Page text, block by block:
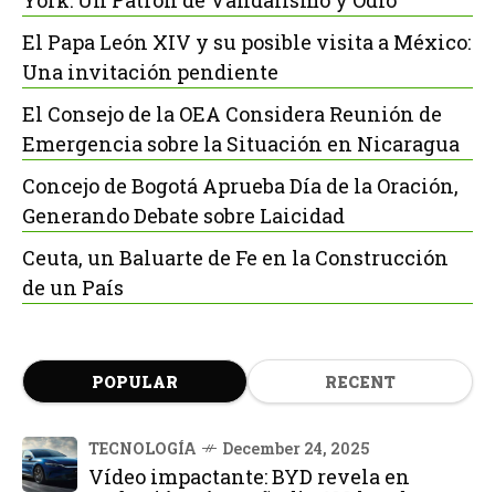
El Papa León XIV y su posible visita a México:
Una invitación pendiente
El Consejo de la OEA Considera Reunión de
Emergencia sobre la Situación en Nicaragua
Concejo de Bogotá Aprueba Día de la Oración,
Generando Debate sobre Laicidad
Ceuta, un Baluarte de Fe en la Construcción
de un País
POPULAR RECENT
TECNOLOGÍA December 24, 2025
Vídeo impactante: BYD revela en